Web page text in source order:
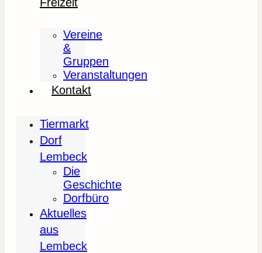
Vereine
&
Gruppen
Veranstaltungen
Kontakt
Tiermarkt
Dorf
Lembeck
Die
Geschichte
Dorfbüro
Aktuelles
aus
Lembeck